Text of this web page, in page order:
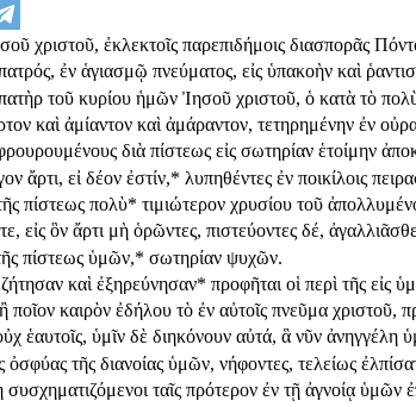
χριστοῦ, ἐκλεκτοῖς παρεπιδήμοις διασπορᾶς
ἐν ἁγιασμῷ πνεύματος, εἰς ὑπακοὴν καὶ
τοῦ κυρίου ἡμῶν Ἰησοῦ χριστοῦ, ὁ κατὰ τὸ
καὶ ἀμίαντον καὶ ἀμάραντον, τετηρημένην ἐν
διὰ πίστεως εἰς σωτηρίαν ἑτοίμην
ἄρτι, εἰ δέον ἐστίν,* λυπηθέντες ἐν ποικίλοις
πίστεως πολὺ* τιμιώτερον χρυσίου τοῦ
εἰς ὃν ἄρτι μὴ ὁρῶντες, πιστεύοντες δέ,
πίστεως ὑμῶν,* σωτηρίαν ψυχῶν.
καὶ ἐξηρεύνησαν* προφῆται οἱ περὶ τῆς εἰς
ἢ ποῖον καιρὸν ἐδήλου τὸ ἐν αὐτοῖς πνεῦμα
ἑαυτοῖς, ὑμῖν δὲ διηκόνουν αὐτά, ἃ νῦν ἀνηγγέλη
ὀσφύας τῆς διανοίας ὑμῶν, νήφοντες, τελείως
ταῖς πρότερον ἐν τῇ ἀγνοίᾳ ὑμῶν